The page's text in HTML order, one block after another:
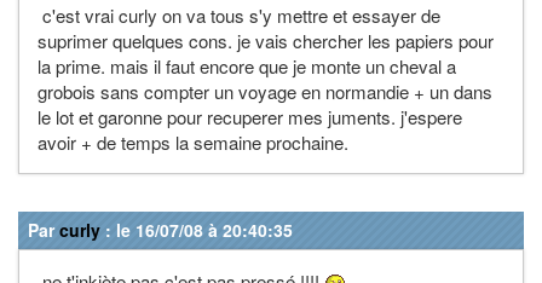
c'est vrai curly on va tous s'y mettre et essayer de
suprimer quelques cons. je vais chercher les papiers pour
la prime. mais il faut encore que je monte un cheval a
grobois sans compter un voyage en normandie + un dans
le lot et garonne pour recuperer mes juments. j'espere
avoir + de temps la semaine prochaine.
Parcurly : le 16/07/08 à 20:40:35